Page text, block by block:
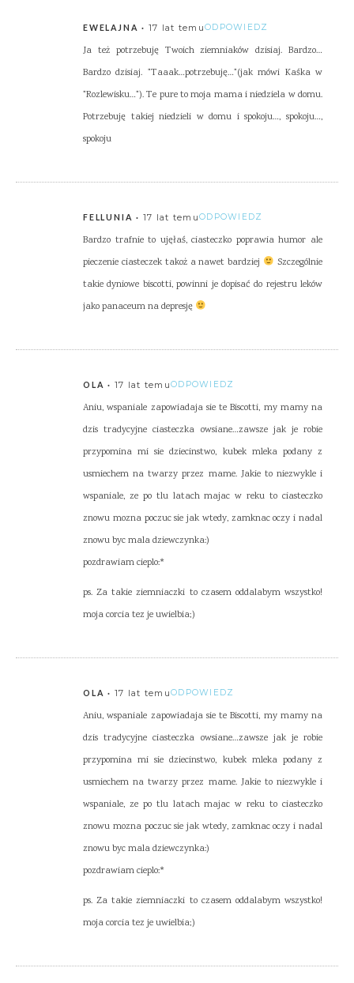
EWELAJNA 17 lat temuODPOWIEDZ
Ja też potrzebuję Twoich ziemniaków dzisiaj. Bardzo…
Bardzo dzisiaj. "Taaak…potrzebuję…"(jak mówi Kaśka w
"Rozlewisku…"). Te pure to moja mama i niedziela w domu.
Potrzebuję takiej niedzieli w domu i spokoju…, spokoju…,
spokoju
FELLUNIA 17 lat temuODPOWIEDZ
Bardzo trafnie to ujęłaś, ciasteczko poprawia humor ale
pieczenie ciasteczek takoż a nawet bardziej
Szczególnie
takie dyniowe biscotti, powinni je dopisać do rejestru leków
jako panaceum na depresję
OLA 17 lat temuODPOWIEDZ
Aniu, wspaniale zapowiadaja sie te Biscotti, my mamy na
dzis tradycyjne ciasteczka owsiane…zawsze jak je robie
przypomina mi sie dziecinstwo, kubek mleka podany z
usmiechem na twarzy przez mame. Jakie to niezwykle i
wspaniale, ze po tlu latach majac w reku to ciasteczko
znowu mozna poczuc sie jak wtedy, zamknac oczy i nadal
znowu byc mala dziewczynka:)
pozdrawiam cieplo:*
ps. Za takie ziemniaczki to czasem oddalabym wszystko!
moja corcia tez je uwielbia;)
OLA 17 lat temuODPOWIEDZ
Aniu, wspaniale zapowiadaja sie te Biscotti, my mamy na
dzis tradycyjne ciasteczka owsiane…zawsze jak je robie
przypomina mi sie dziecinstwo, kubek mleka podany z
usmiechem na twarzy przez mame. Jakie to niezwykle i
wspaniale, ze po tlu latach majac w reku to ciasteczko
znowu mozna poczuc sie jak wtedy, zamknac oczy i nadal
znowu byc mala dziewczynka:)
pozdrawiam cieplo:*
ps. Za takie ziemniaczki to czasem oddalabym wszystko!
moja corcia tez je uwielbia;)